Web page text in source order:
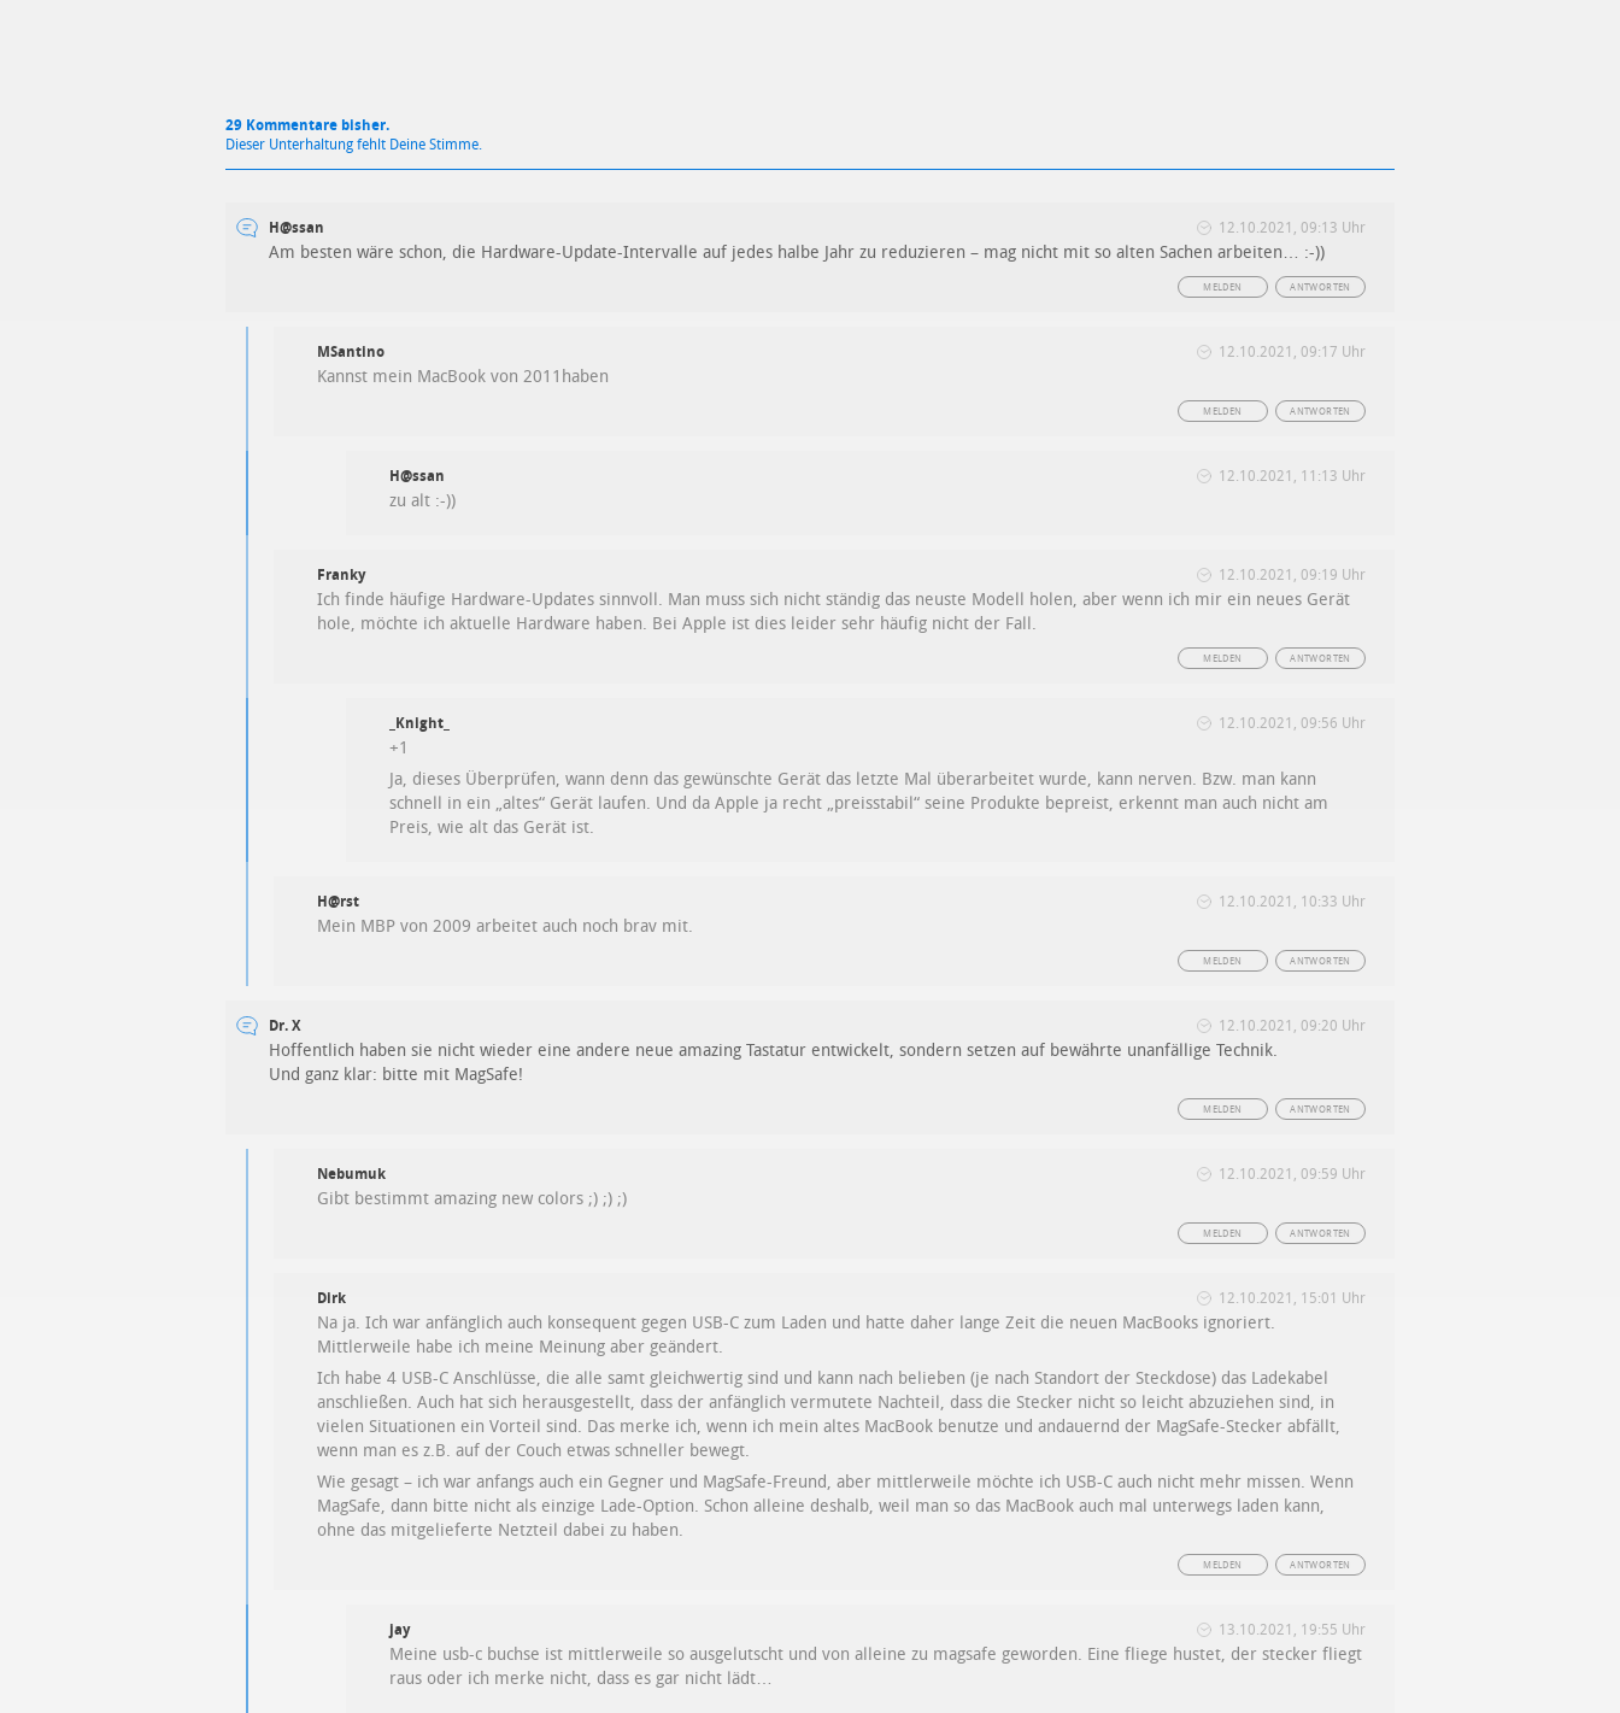
29 Kommentare bisher.
Dieser Unterhaltung fehlt Deine Stimme.
H@ssan 12.10.2021, 09:13 Uhr
Am besten wäre schon, die Hardware-Update-Intervalle auf jedes halbe Jahr zu reduzieren – mag nicht mit so alten Sachen arbeiten… :-))
ANTWORTEN
MELDEN
MSantino 12.10.2021, 09:17 Uhr
Kannst mein MacBook von 2011haben
ANTWORTEN
MELDEN
H@ssan 12.10.2021, 11:13 Uhr
zu alt :-))
Franky 12.10.2021, 09:19 Uhr
Ich finde häufige Hardware-Updates sinnvoll. Man muss sich nicht ständig das neuste Modell holen, aber wenn ich mir ein neues Gerät
hole, möchte ich aktuelle Hardware haben. Bei Apple ist dies leider sehr häufig nicht der Fall.
ANTWORTEN
MELDEN
_Knight_ 12.10.2021, 09:56 Uhr
+1
Ja, dieses Überprüfen, wann denn das gewünschte Gerät das letzte Mal überarbeitet wurde, kann nerven. Bzw. man kann
schnell in ein „altes“ Gerät laufen. Und da Apple ja recht „preisstabil“ seine Produkte bepreist, erkennt man auch nicht am
Preis, wie alt das Gerät ist.
H@rst 12.10.2021, 10:33 Uhr
Mein MBP von 2009 arbeitet auch noch brav mit.
ANTWORTEN
MELDEN
Dr. X 12.10.2021, 09:20 Uhr
Hoffentlich haben sie nicht wieder eine andere neue amazing Tastatur entwickelt, sondern setzen auf bewährte unanfällige Technik.
Und ganz klar: bitte mit MagSafe!
ANTWORTEN
MELDEN
Nebumuk 12.10.2021, 09:59 Uhr
Gibt bestimmt amazing new colors ;) ;) ;)
ANTWORTEN
MELDEN
Dirk 12.10.2021, 15:01 Uhr
Na ja. Ich war anfänglich auch konsequent gegen USB-C zum Laden und hatte daher lange Zeit die neuen MacBooks ignoriert.
Mittlerweile habe ich meine Meinung aber geändert.
Ich habe 4 USB-C Anschlüsse, die alle samt gleichwertig sind und kann nach belieben (je nach Standort der Steckdose) das Ladekabel
anschließen. Auch hat sich herausgestellt, dass der anfänglich vermutete Nachteil, dass die Stecker nicht so leicht abzuziehen sind, in
vielen Situationen ein Vorteil sind. Das merke ich, wenn ich mein altes MacBook benutze und andauernd der MagSafe-Stecker abfällt,
wenn man es z.B. auf der Couch etwas schneller bewegt.
Wie gesagt – ich war anfangs auch ein Gegner und MagSafe-Freund, aber mittlerweile möchte ich USB-C auch nicht mehr missen. Wenn
MagSafe, dann bitte nicht als einzige Lade-Option. Schon alleine deshalb, weil man so das MacBook auch mal unterwegs laden kann,
ohne das mitgelieferte Netzteil dabei zu haben.
ANTWORTEN
MELDEN
jay 13.10.2021, 19:55 Uhr
Meine usb-c buchse ist mittlerweile so ausgelutscht und von alleine zu magsafe geworden. Eine fliege hustet, der stecker fliegt
raus oder ich merke nicht, dass es gar nicht lädt…